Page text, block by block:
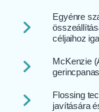
Egyénre
céljaihoz
McKenzie
Flossing
javítására